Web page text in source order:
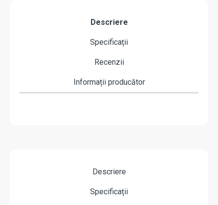
Descriere
Specificații
Recenzii
Informații producător
Descriere
Specificații